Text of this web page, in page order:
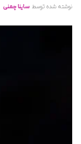
نوشته شده توسط ساینا چمنی